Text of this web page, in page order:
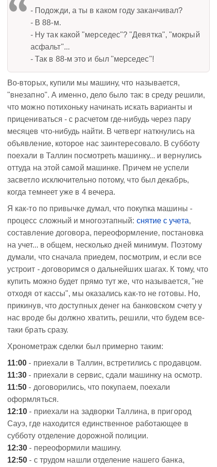
- Подожди, а ты в каком году заканчивал?
- В 88-м.
- Ну так какой "мерседес"? "Девятка", "мокрый
асфальт"...
- Так в 88-м это и был "мерседес"!
Во-вторых, купили мы машину, что называется,
"внезапно". А именно, дело было так: в среду решили,
что можно потихоньку начинать искать варианты и
прицениваться - с расчетом где-нибудь через пару
месяцев что-нибудь найти. В четверг наткнулись на
объявление, которое нас заинтересовало. В субботу
поехали в Таллин посмотреть машинку... и вернулись
оттуда на этой самой машинке. Причем не успели
засветло исключительно потому, что был декабрь,
когда темнеет уже в 4 вечера.
Я как-то по привычке думал, что покупка машины -
процесс сложный и многоэтапный: снятие с учета,
составление договора, переоформление, постановка
на учет... в общем, несколько дней минимум. Поэтому
думали, что сначала приедем, посмотрим, и если все
устроит - договоримся о дальнейших шагах. К тому, что
купить можно будет прямо тут же, что называется, "не
отходя от кассы", мы оказались как-то не готовы. Но,
прикинув, что доступных денег на банковском счету у
нас вроде бы должно хватить, решили, что будем все-
таки брать сразу.
Хронометраж сделки был примерно таким:
11:00 - приехали в Таллин, встретились с продавцом.
11:30 - приехали в сервис, сдали машинку на осмотр.
11:50 - договорились, что покупаем, поехали
оформляться.
12:10 - приехали на задворки Таллина, в пригород
Сауэ, где находится единственное работающее в
субботу отделение дорожной полиции.
12:30 - переоформили машину.
12:50 - с трудом нашли отделение нашего банка,